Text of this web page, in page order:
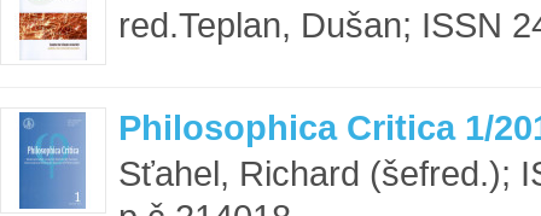
red.Teplan, Dušan; ISSN
Philosophica Critica 1/
Sťahel, Richard (šefred.);